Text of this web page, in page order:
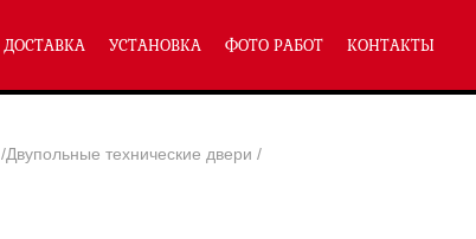
ДОСТАВКА УСТАНОВКА ФОТО РАБОТ КОНТАКТЫ
/Двупольные технические двери /